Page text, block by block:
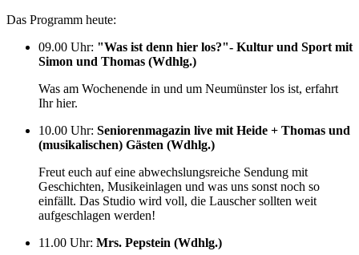
Das Programm heute:
09.00 Uhr: "Was ist denn hier los?"- Kultur und Sport mit
Simon und Thomas (Wdhlg.)
Was am Wochenende in und um Neumünster los ist, erfahrt
Ihr hier.
10.00 Uhr: Seniorenmagazin live mit Heide + Thomas und
(musikalischen) Gästen (Wdhlg.)
Freut euch auf eine abwechslungsreiche Sendung mit
Geschichten, Musikeinlagen und was uns sonst noch so
einfällt. Das Studio wird voll, die Lauscher sollten weit
aufgeschlagen werden!
11.00 Uhr: Mrs. Pepstein (Wdhlg.)